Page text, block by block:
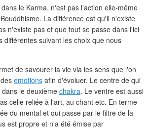
le Karma, n'est pas l'action elle-même
La différence est qu'il n'existe
n'existe pas et que tout se passe dans l'ici
suivant les choix que nous
de savourer la vie via les sens que l'on
emotions afin d'évoluer. Le centre de qui
le deuxième chakra. Le ventre est aussi
celle reliée à l'art, au chant etc. En terme
du mental et qui passe par le filtre de la
est propre et n'a été émise par